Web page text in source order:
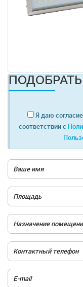
Я даю
соответствии с